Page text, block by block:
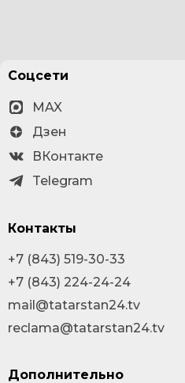
Соцсети
MAX
Дзен
ВКонтакте
Telegram
Контакты
+7 (843) 519-30-33
+7 (843) 224-24-24
mail@tatarstan24.tv
reclama@tatarstan24.tv
Дополнительно